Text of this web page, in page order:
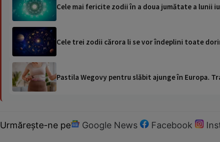
Cele mai fericite zodii în a doua jumătate a lunii
Cele trei zodii cărora li se vor îndeplini toate
Pastila Wegovy pentru slăbit ajunge în Europa.
Urmărește-ne pe Google News Facebook